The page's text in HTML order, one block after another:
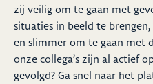
zij veilig om te gaan met
situaties in beeld te
en slimmer om te gaan met
onze collega’s zijn al actief
gevolgd? Ga snel naar het